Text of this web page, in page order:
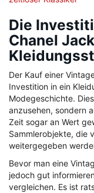
Die
Chanel
Der Kauf einer
Investition in ein
Modegeschichte.
anzusehen, sondern
Zeit sogar an Wert
Sammlerobjekte, die
weitergegeben
Bevor man eine
jedoch gut
vergleichen. Es ist